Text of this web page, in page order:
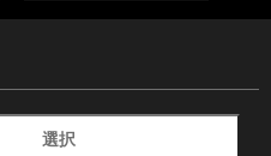
選択